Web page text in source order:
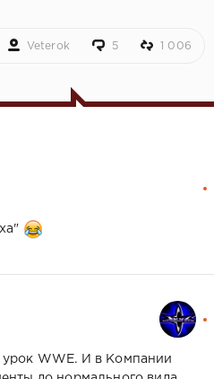
Veterok 5 1 006
урок WWE. И в Компании